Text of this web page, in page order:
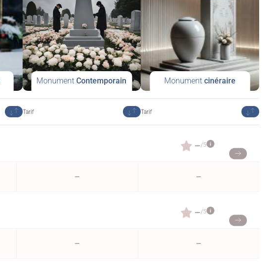
MonumentContemporain Monumentcinéraire
Tarif Tarif
–/5
– –
–/5
– –